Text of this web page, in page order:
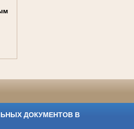
ДОКУМЕНТОВ В